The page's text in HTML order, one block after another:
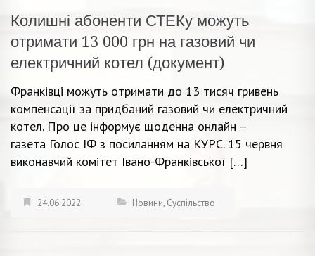
Колишні абоненти СТЕКу можуть
отримати 13 000 грн на газовий чи
електричний котел (документ)
Франківці можуть отримати до 13 тисяч гривень
компенсації за придбаний газовий чи електричний
котел. Про це інформує щоденна онлайн –
газета Голос ІФ з посиланням на КУРС. 15 червня
виконавчий комітет Івано-Франківської […]
24.06.2022 Новини, Суспільство